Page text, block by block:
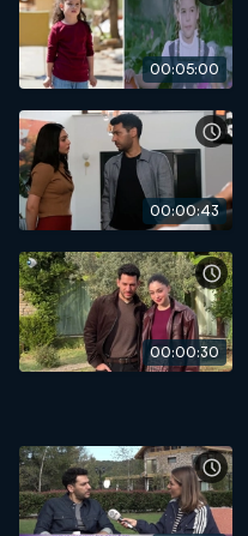
00:05:00
00:00:43
00:00:30